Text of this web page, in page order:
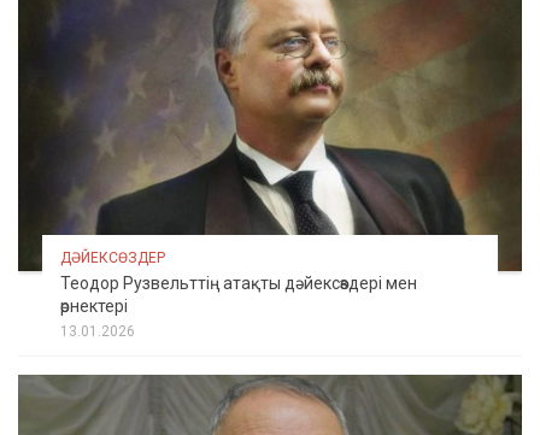
ДӘЙЕКСӨЗДЕР
Теодор Рузвельттің атақты дәйексөздері мен
өрнектері
13.01.2026